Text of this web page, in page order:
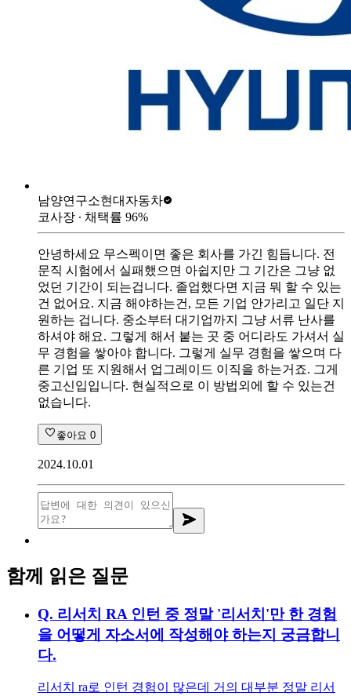
남양연구소현대자동차
코사장 ∙ 채택률 96%
안녕하세요 무스펙이면 좋은 회사를 가긴 힘듭니다. 전
문직 시험에서 실패했으면 아쉽지만 그 기간은 그냥 없
었던 기간이 되는겁니다. 졸업했다면 지금 뭐 할 수 있는
건 없어요. 지금 해야하는건, 모든 기업 안가리고 일단 지
원하는 겁니다. 중소부터 대기업까지 그냥 서류 난사를
하셔야 해요. 그렇게 해서 붙는 곳 중 어디라도 가셔서 실
무 경험을 쌓아야 합니다. 그렇게 실무 경험을 쌓으며 다
른 기업 또 지원해서 업그레이드 이직을 하는거죠. 그게
중고신입입니다. 현실적으로 이 방법외에 할 수 있는건
없습니다.
좋아요 0
2024.10.01
함께 읽은 질문
Q. 리서치 RA 인턴 중 정말 '리서치'만 한 경험
을 어떻게 자소서에 작성해야 하는지 궁금합니
다.
리서치 ra로 인턴 경험이 많은데 거의 대부분 정말 리서